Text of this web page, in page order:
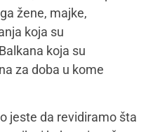
odgovornosti javnosti i
rešenja, poput
osoblja, savetovališta
i slično. Dok se to ne
pomoć terapeuta za